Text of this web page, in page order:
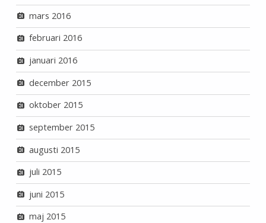
mars 2016
februari 2016
januari 2016
december 2015
oktober 2015
september 2015
augusti 2015
juli 2015
juni 2015
maj 2015